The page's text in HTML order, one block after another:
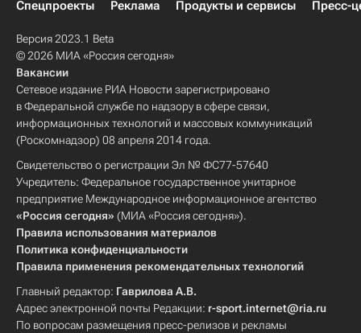
Спецпроекты
Реклама Продукты и сервисы Пресс-
Версия 2023.1 Beta
© 2026 МИА «Россия сегодня»
Вакансии
Сетевое издание РИА Новости зарегистрировано
в Федеральной службе по надзору в сфере связи,
информационных технологий и массовых коммуникаций
(Роскомнадзор) 08 апреля 2014 года.
Свидетельство о регистрации Эл № ФС77-57640
Учредитель: Федеральное государственное унитарное
предприятие Международное информационное агентство
«Россия сегодня» (МИА «Россия сегодня»).
Правила использования материалов
Политика конфиденциальности
Правила применения рекомендательных технологий
Главный редактор: Гаврилова А.В.
Адрес электронной почты Редакции: r-sport.internet@ria.ru
По вопросам размещения пресс-релизов и рекламы